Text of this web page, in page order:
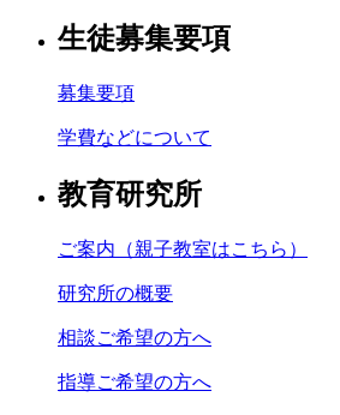
生徒募集要項
募集要項
学費などについて
教育研究所
ご案内（親子教室はこちら）
研究所の概要
相談ご希望の方へ
指導ご希望の方へ